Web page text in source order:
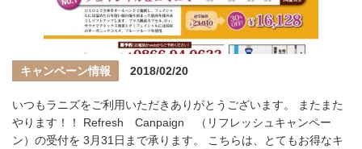
キャンペーン情報 2018/02/20
いつもラニズをご利用いただきありがとうございます。 またまた
やります！！ Refresh Canpaign （リフレッシュキャンペー
ン）の受付を 3月31日まで承ります。 こちらは、とてもお得なキ